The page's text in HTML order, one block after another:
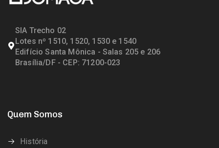
SIA Trecho 02
Lotes nº 1510, 1520, 1530 e 1540
Edifício Santa Mônica - Salas 205 e 206
Brasília/DF - CEP: 71200-023
Quem Somos
História